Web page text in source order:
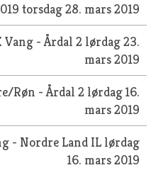
torsdag 28. mars 2019
- Årdal 2 lørdag 23.
mars 2019
Røn - Årdal 2 lørdag 16.
mars 2019
- Nordre Land IL lørdag
16. mars 2019